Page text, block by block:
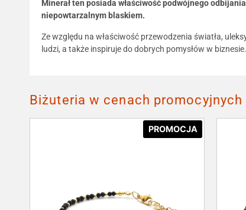
Minerał ten posiada właściwość podwójnego
niepowtarzalnym blaskiem.
Ze względu na właściwość przewodzenia światła,
ludzi, a także inspiruje do dobrych pomysłów w
Biżuteria w cenach promocyjnych
PROMOCJA